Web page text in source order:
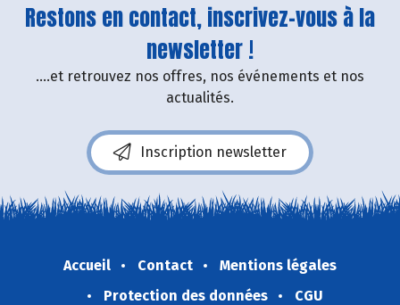
Restons en contact, inscrivez-vous à la
newsletter !
....et retrouvez nos offres, nos événements et nos
actualités.
Inscription newsletter
Accueil Contact
Mentions légales
Protection des données
CGU